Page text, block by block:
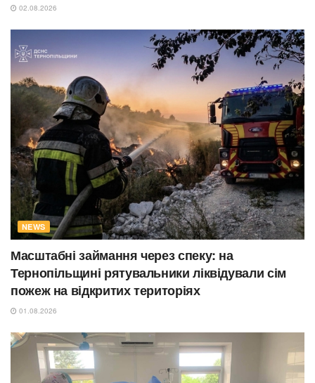
02.08.2026
NEWS
Масштабні займання через спеку: на
Тернопільщині рятувальники ліквідували сім
пожеж на відкритих територіях
01.08.2026